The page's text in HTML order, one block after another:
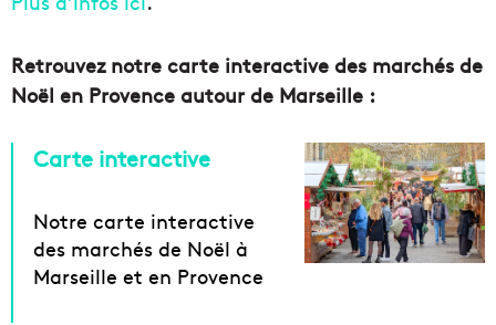
Retrouvez notre carte interactive des marchés de
Noël en Provence autour de Marseille :
Carte interactive
Notre carte interactive
des marchés de Noël à
Marseille et en Provence